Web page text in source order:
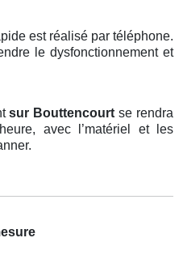
est réalisé par téléphone.
le dysfonctionnement et
sur Bouttencourtse rendra
avec l’matériel et les